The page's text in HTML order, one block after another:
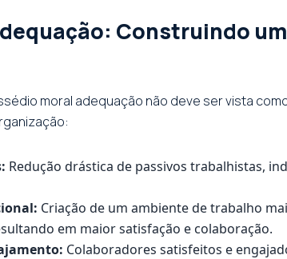
Construindo
moral adequação não deve ser vista
Redução drástica de passivos trabalhistas,
Criação de um ambiente de trabalho
em maior satisfação e colaboração.
Colaboradores satisfeitos e